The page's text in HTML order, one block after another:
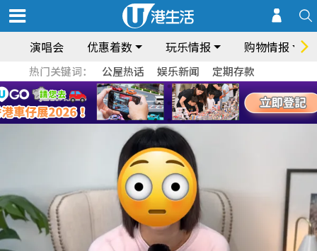
演唱会 优惠着数 玩乐情报 购物情报
热门关键词： 公屋热话 娱乐新闻 定期存款